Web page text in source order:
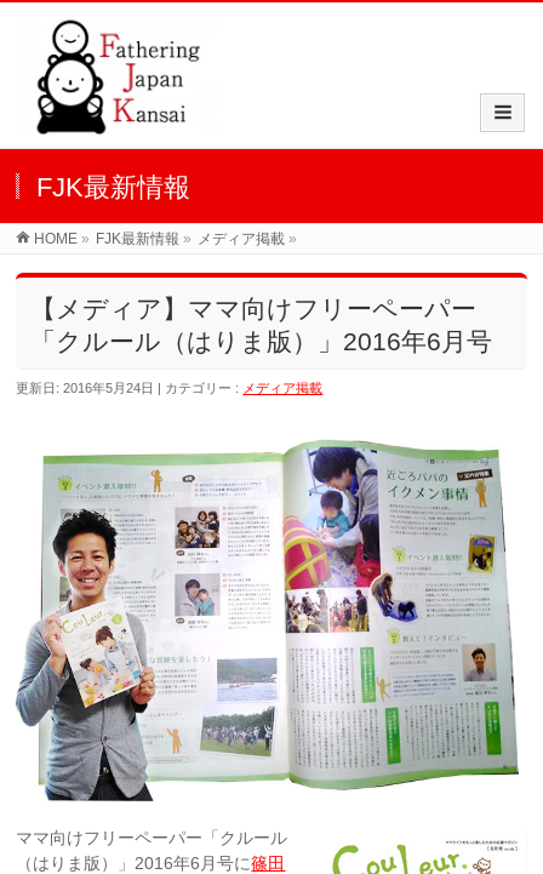
FJK最新情報
HOME » FJK最新情報 » メディア掲載 »
【メディア】ママ向けフリーペーパー
「クルール（はりま版）」2016年6月号
更新日: 2016年5月24日 カテゴリー : メディア掲載
ママ向けフリーペーパー「クルール
（はりま版）
」2016年6月号に篠田